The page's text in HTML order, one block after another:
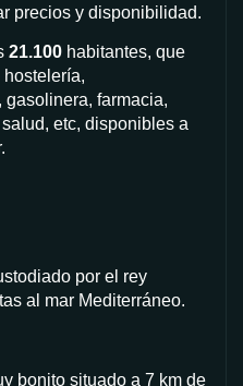
precios y disponibilidad.
21.100 habitantes, que
farmacia,
etc, disponibles a
por el rey
al mar Mediterráneo.
bonito situado a 7 km de